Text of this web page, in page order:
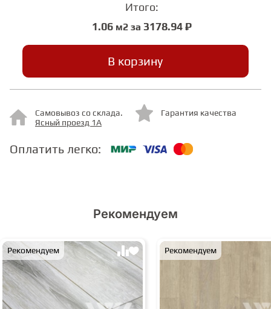
ЛАМИНАТ SWF
Итого:
1.06м2 за 3178.94 ₽
В корзину
Самовывоз со склада.
Ясный проезд 1А
Гарантия качества
Оплатить легко:
Рекомендуем
Рекомендуем Рекомендуем